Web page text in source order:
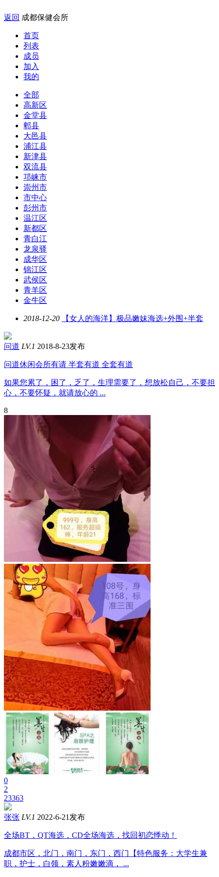
返回 成都保健会所
首页
列表
成员
加入
我的
全部
高新区
金堂县
郫县
大邑县
浦江县
新津县
双流县
邛崃市
崇州市
市中心
彭州市
温江区
新都区
青白江
龙泉驿
成华区
锦江区
武侯区
青羊区
金牛区
2018-12-20 【女人的海洋】极品嫩妹海选+外围+半套
问道 LV.1 2018-8-23发布
问道休闲会所有请 半套有道 全套有道
如果您累了，困了，乏了，生理需要了，想放松自己，不要担
心，不要怀疑，就请放心的 ...
8
0
2
23363
张张 LV.1 2022-6-21发布
全场BT，QT海选，CD全场海选，找回初恋悸动！
成都市区，北门，南门，东门，西门【特色服务：大学生兼
职，护士，白领，素人粉嫩嫩滴， ...